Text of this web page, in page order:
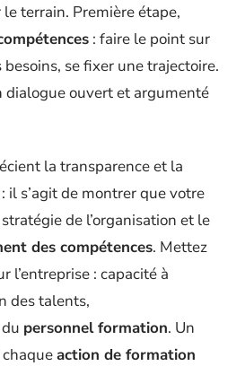
le terrain. Première étape,
: faire le point sur
besoins, se fixer une trajectoire.
dialogue ouvert et argumenté
la transparence et la
il s’agit de montrer que votre
de l’organisation et le
des compétences. Mettez
l’entreprise : capacité à
des talents,
personnel formation. Un
action de formation